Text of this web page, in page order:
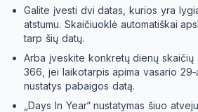
Galite įvesti dvi datas, kurios yra
atstumu. Skaičiuoklė automatiškai
tarp šių datų.
Arba įveskite konkretų dienų
366, jei laikotarpis apima vasario
nustatys pabaigos datą.
„Days In Year“ nustatymas šiuo